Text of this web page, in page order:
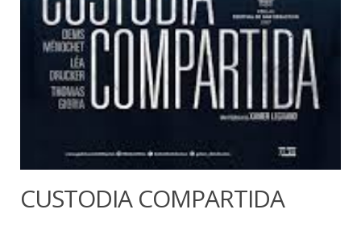
CUSTODIA COMPARTIDA